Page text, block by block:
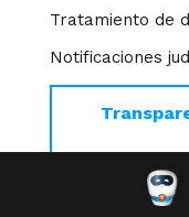
Tratamiento de
Notificaciones